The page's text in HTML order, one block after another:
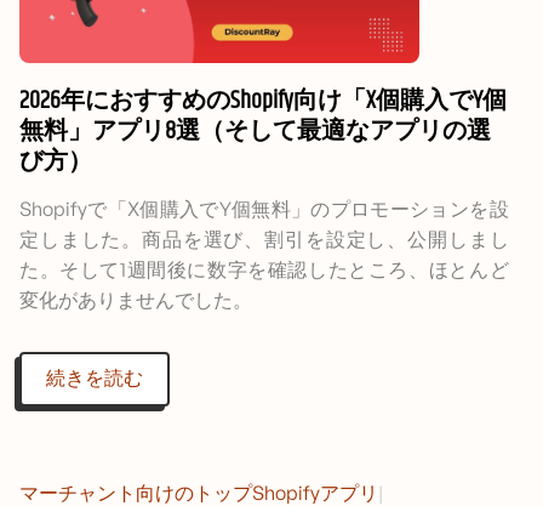
2026年におすすめのShopify向け「X個購入でY個
無料」アプリ8選（そして最適なアプリの選
び方）
Shopifyで「X個購入でY個無料」のプロモーションを設
定しました。商品を選び、割引を設定し、公開しまし
た。そして1週間後に数字を確認したところ、ほとんど
変化がありませんでした。
続きを読む
マーチャント向けのトップShopifyアプリ |